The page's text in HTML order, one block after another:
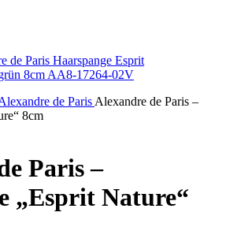
de Paris Alexandre de Paris –
8cm
Paris –
„Esprit Nature“